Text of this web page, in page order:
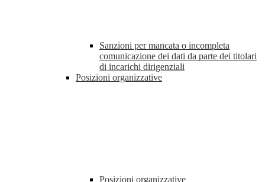
Sanzioni per mancata o incompleta
comunicazione dei dati da parte dei titolari
di incarichi dirigenziali
Posizioni organizzative
Posizioni organizzative